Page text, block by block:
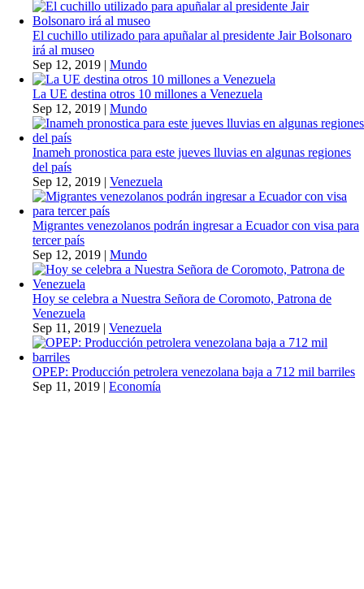
El cuchillo utilizado para apuñalar al presidente Jair Bolsonaro
irá al museo
Sep 12, 2019 | Mundo
La UE destina otros 10 millones a Venezuela
Sep 12, 2019 | Mundo
Inameh pronostica para este jueves lluvias en algunas regiones
del país
Sep 12, 2019 | Venezuela
Migrantes venezolanos podrán ingresar a Ecuador con visa para
tercer país
Sep 12, 2019 | Mundo
Hoy se celebra a Nuestra Señora de Coromoto, Patrona de
Venezuela
Sep 11, 2019 | Venezuela
OPEP: Producción petrolera venezolana baja a 712 mil barriles
Sep 11, 2019 | Economía